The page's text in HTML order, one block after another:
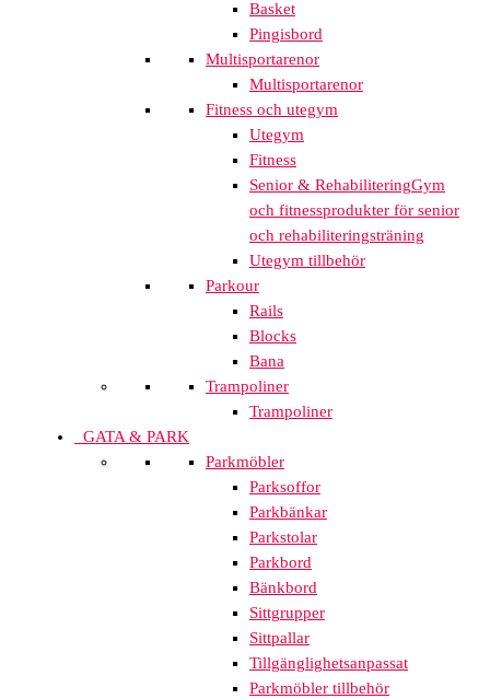
Basket
Pingisbord
Multisportarenor
Multisportarenor
Fitness och utegym
Utegym
Fitness
Senior & RehabiliteringGym
och fitnessprodukter för senior
och rehabiliteringsträning
Utegym tillbehör
Parkour
Rails
Blocks
Bana
Trampoliner
Trampoliner
GATA & PARK
Parkmöbler
Parksoffor
Parkbänkar
Parkstolar
Parkbord
Bänkbord
Sittgrupper
Sittpallar
Tillgänglighetsanpassat
Parkmöbler tillbehör